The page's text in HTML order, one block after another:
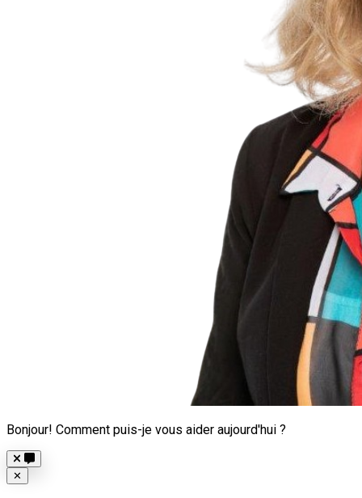
Bonjour! Comment puis-je vous aider aujourd'hui ?
Close
✕